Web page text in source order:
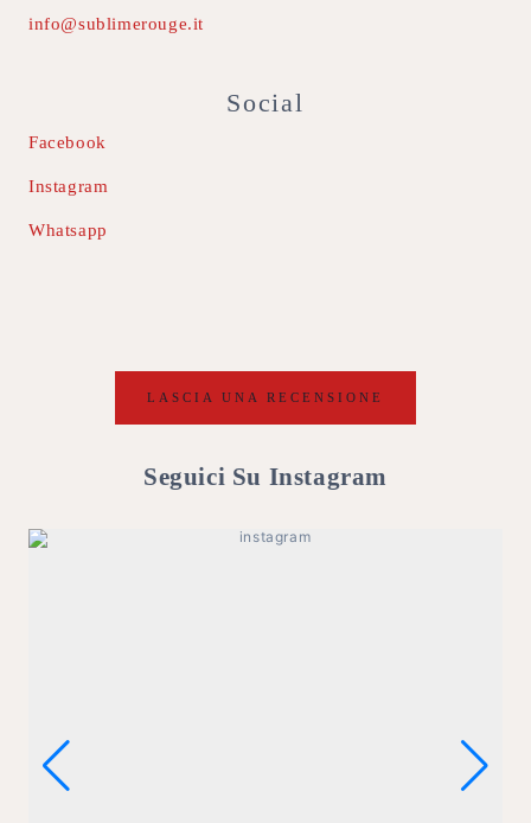
info@sublimerouge.it
Social
Facebook
Instagram
Whatsapp
LASCIA UNA RECENSIONE
Seguici Su Instagram